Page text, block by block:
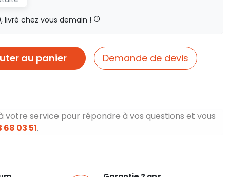
livré chez vous demain !
au panier Demande de devis
votre service pour répondre à vos questions et vous
68 03 51.